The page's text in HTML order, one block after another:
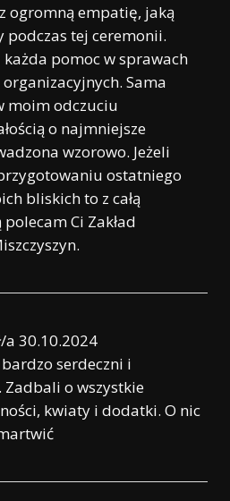
ogromną empatię, jaką
podczas tej ceremonii.
pomoc w sprawach
Sama
moim odczuciu
o najmniejsze
wzorowo. Jeżeli
ostatniego
bliskich to z całą
Ci Zakład
a 30.10.2024
serdeczni i
o wszystkie
kwiaty i dodatki. O nic